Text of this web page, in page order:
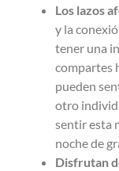
Los lazos
y la
tener una
compartes
pueden
otro
sentir esta
noche de
Disfrutan